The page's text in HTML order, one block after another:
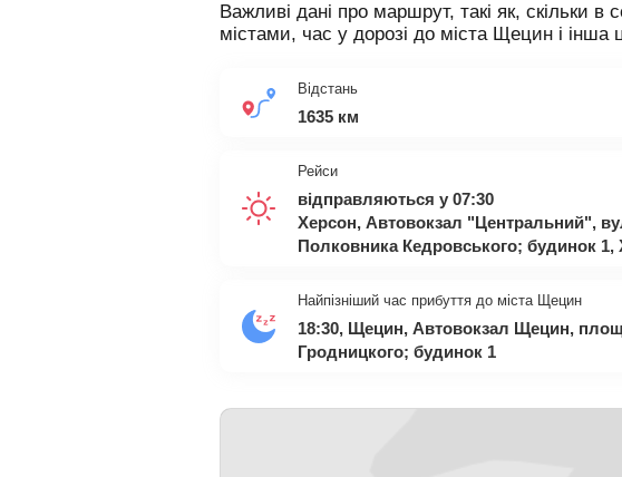
Важливі дані про маршрут, такі як, скільки
містами, час у дорозі до міста Щецин і інша
Відстань
1635 км
Рейси
відправляються у 07:30
Херсон, Автовокзал "Центральний",
Полковника Кедровського; будинок 1,
Найпізніший час прибуття до міста Щецин
18:30, Щецин, Автовокзал Щецин,
Гродницкого; будинок 1